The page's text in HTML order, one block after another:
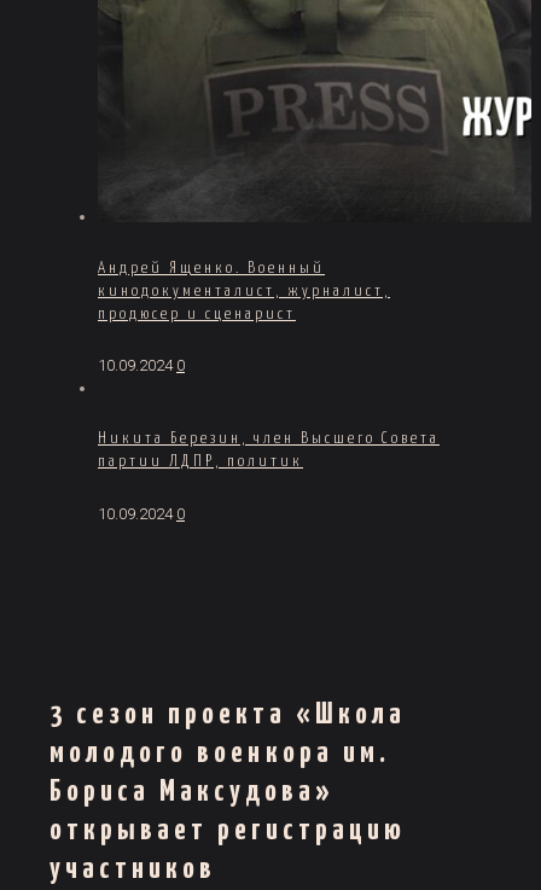
Андрей Ященко. Военный
кинодокументалист, журналист,
продюсер и сценарист
10.09.2024 0
Никита Березин, член Высшего Совета
партии ЛДПР, политик
10.09.2024 0
3 сезон проекта «Школа
молодого военкора им.
Бориса Максудова»
открывает регистрацию
участников